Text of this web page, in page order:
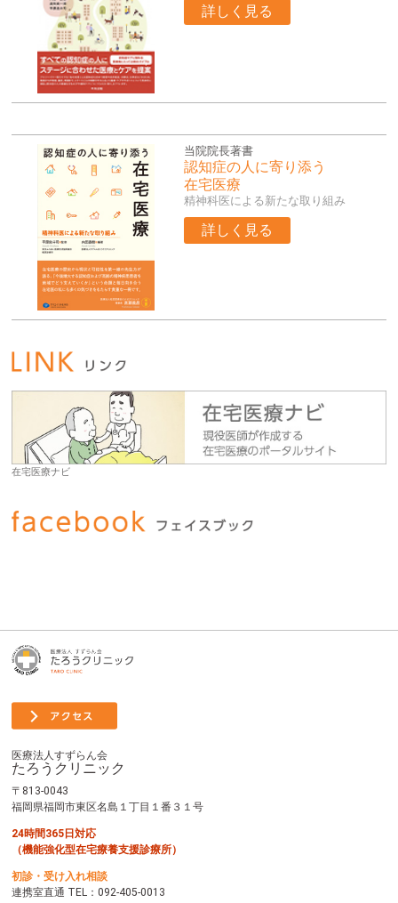
詳しく見る
当院院長著書
認知症の人に寄り添う
在宅医療
精神科医による新たな取り組み
詳しく見る
在宅医療ナビ
医療法人すずらん会
たろうクリニック
〒813-0043
福岡県福岡市東区名島１丁目１番３１号
24時間365日対応
（機能強化型在宅療養支援診療所）
初診・受け入れ相談
連携室直通 TEL：092-405-0013